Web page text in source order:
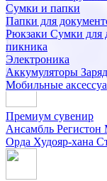
Сумки и папки
Папки для
Рюкзаки Сумки для
пикника
Электроника
Аккумуляторы
Мобильные
Подарочные наборы
Бизнес наборы
Наборы из кожи
Наборы с
Наборы с кружками
флешками
Премиум сувенир
Ансамбль Регистон
Орда Худояр-хана